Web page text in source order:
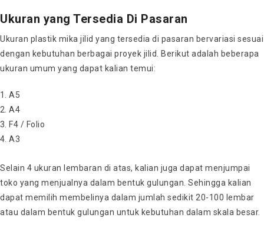
Ukuran yang Tersedia Di Pasaran
Ukuran plastik mika jilid yang tersedia di pasaran bervariasi sesuai
dengan kebutuhan berbagai proyek jilid. Berikut adalah beberapa
ukuran umum yang dapat kalian temui:
A5
A4
F4 / Folio
A3
Selain 4 ukuran lembaran di atas, kalian juga dapat menjumpai
toko yang menjualnya dalam bentuk gulungan. Sehingga kalian
dapat memilih membelinya dalam jumlah sedikit 20-100 lembar
atau dalam bentuk gulungan untuk kebutuhan dalam skala besar.